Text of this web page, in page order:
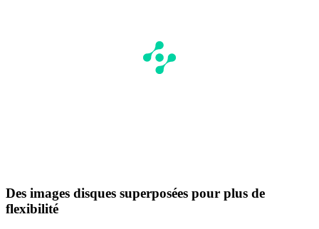
Des images disques superposées pour plus de
flexibilité